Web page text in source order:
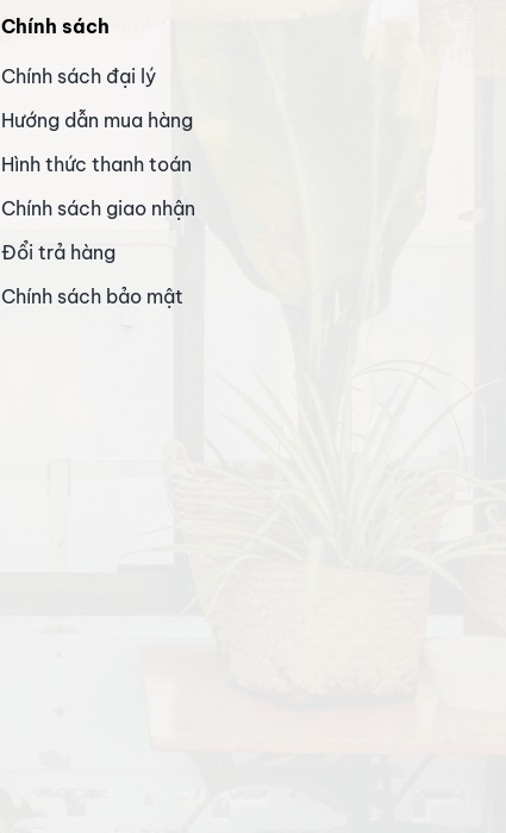
Chính sách
Chính sách đại lý
Hướng dẫn mua hàng
Hình thức thanh toán
Chính sách giao nhận
Đổi trả hàng
Chính sách bảo mật